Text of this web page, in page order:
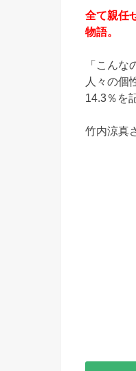
全て親任
物語。
「こん
人々の個
14.3％を
竹内涼真